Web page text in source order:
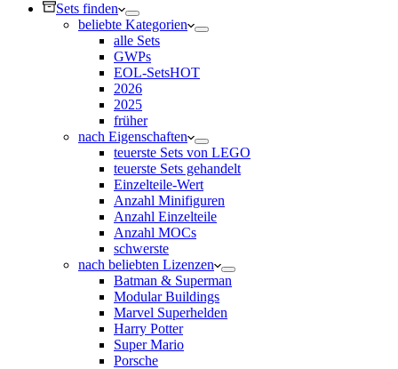
Sets finden
beliebte Kategorien
alle Sets
GWPs
EOL-SetsHOT
2026
2025
früher
nach Eigenschaften
teuerste Sets von LEGO
teuerste Sets gehandelt
Einzelteile-Wert
Anzahl Minifiguren
Anzahl Einzelteile
Anzahl MOCs
schwerste
nach beliebten Lizenzen
Batman & Superman
Modular Buildings
Marvel Superhelden
Harry Potter
Super Mario
Porsche